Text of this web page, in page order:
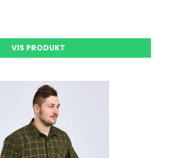
VIS PRODUKT